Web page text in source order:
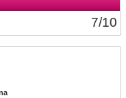
7/10